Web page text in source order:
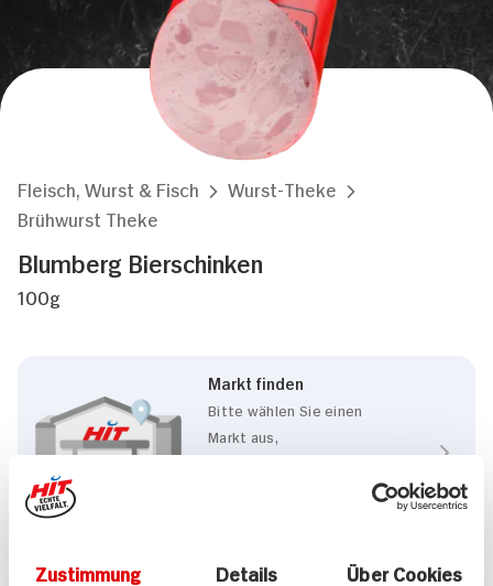
Zustimmung Details Über Cookies
Fleisch, Wurst & Fisch
Wurst-Theke
Brühwurst Theke
Blumberg Bierschinken
100g
Markt finden
Bitte wählen Sie einen
Markt aus,